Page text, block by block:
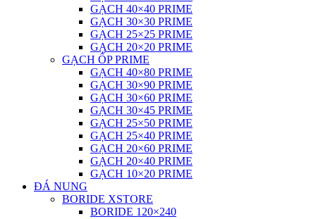
GẠCH 40×40 PRIME
GẠCH 30×30 PRIME
GẠCH 25×25 PRIME
GẠCH 20×20 PRIME
GẠCH ỐP PRIME
GẠCH 40×80 PRIME
GẠCH 30×90 PRIME
GẠCH 30×60 PRIME
GẠCH 30×45 PRIME
GẠCH 25×50 PRIME
GẠCH 25×40 PRIME
GẠCH 20×60 PRIME
GẠCH 20×40 PRIME
GẠCH 10×20 PRIME
ĐÁ NUNG
BORIDE XSTORE
BORIDE 120×240